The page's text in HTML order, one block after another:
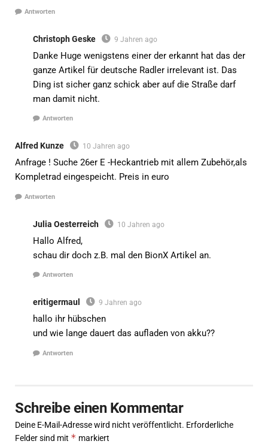
Antworten
Christoph Geske 9 Jahren ago
Danke Huge wenigstens einer der erkannt hat das der
ganze Artikel für deutsche Radler irrelevant ist. Das
Ding ist sicher ganz schick aber auf die Straße darf
man damit nicht.
Antworten
Alfred Kunze 10 Jahren ago
Anfrage ! Suche 26er E -Heckantrieb mit allem Zubehör,als
Kompletrad eingespeicht. Preis in euro
Antworten
Julia Oesterreich 10 Jahren ago
Hallo Alfred,
schau dir doch z.B. mal den BionX Artikel an.
Antworten
eritigermaul 9 Jahren ago
hallo ihr hübschen
und wie lange dauert das aufladen von akku??
Antworten
Schreibe einen Kommentar
Deine E-Mail-Adresse wird nicht veröffentlicht. Erforderliche
Felder sind mit * markiert